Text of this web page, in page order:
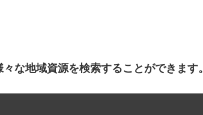
な地域資源を検索することができます。